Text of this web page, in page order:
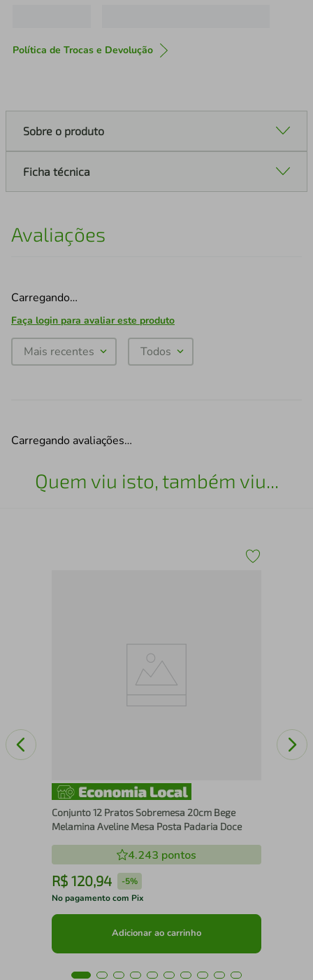
Política de Trocas e Devolução
Sobre o produto
Ficha técnica
Avaliações
Carregando…
Faça login para avaliar este produto
Mais recentes Todos
Carregando avaliações…
Quem viu isto, também viu...
Conjunto 12 Pratos Sobremesa 20cm Bege
Melamina Aveline Mesa Posta Padaria Doce
4.243 pontos
R$ 120,94 -5%
No pagamento com Pix
Adicionar ao carrinho